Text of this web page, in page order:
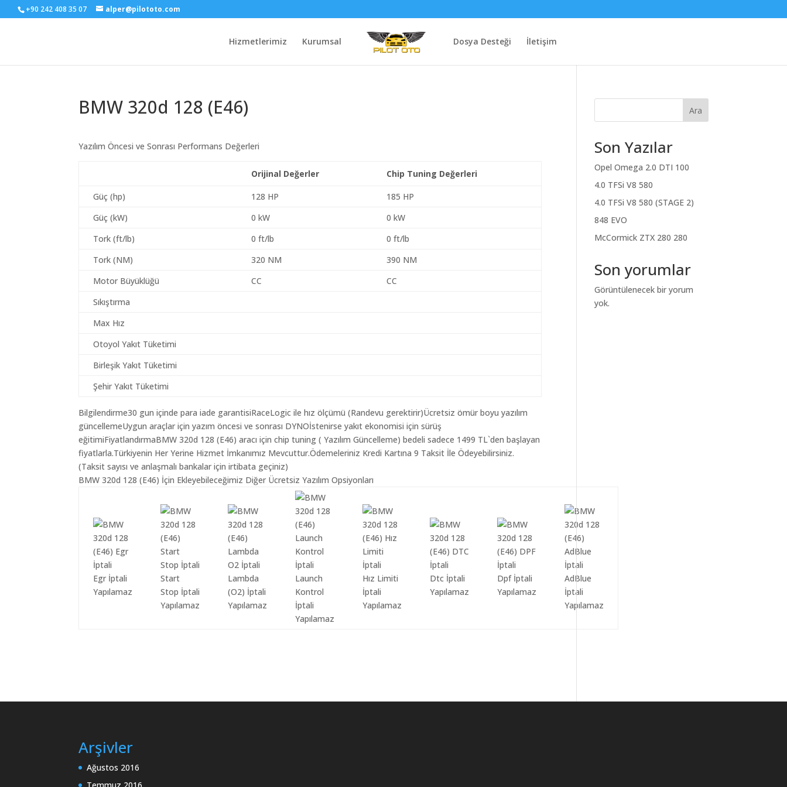
+90 242 408 35 07 alper@pilototo.com
Hizmetlerimiz Kurumsal Dosya Desteği İletişim
BMW 320d 128 (E46)
Yazılım Öncesi ve Sonrası Performans Değerleri
Orijinal Değerler Chip Tuning Değerleri
Güç (hp) 128 HP
185 HP
Güç (kW)
0 kW
0 kW
Tork (ft/lb)
0 ft/lb
0 ft/lb
Tork (NM)
320 NM
390 NM
Motor Büyüklüğü
CC
CC
Sıkıştırma
Max Hız
Otoyol Yakıt Tüketimi
Birleşik Yakıt Tüketimi
Şehir Yakıt Tüketimi
Bilgilendirme30 gun içinde para iade garantisiRaceLogic ile hız ölçümü (Randevu gerektirir)Ücretsiz ömür boyu yazılım
güncellemeUygun araçlar için yazım öncesi ve sonrası DYNOİstenirse yakıt ekonomisi için sürüş
eğitimiFiyatlandırmaBMW 320d 128 (E46) aracı için chip tuning ( Yazılım Güncelleme) bedeli sadece 1499 TL`den başlayan
fiyatlarla.Türkiyenin Her Yerine Hizmet İmkanımız Mevcuttur.Ödemeleriniz Kredi Kartına 9 Taksit İle Ödeyebilirsiniz.
(Taksit sayısı ve anlaşmalı bankalar için irtibata geçiniz)
BMW 320d 128 (E46) İçin Ekleyebileceğimiz Diğer Ücretsiz Yazılım Opsiyonları
Egr İptali
Yapılamaz
Start
Stop İptali
Yapılamaz
Lambda
(O2) İptali
Yapılamaz
Launch
Kontrol
İptali
Yapılamaz
Hız Limiti
İptali
Yapılamaz
Dtc İptali
Yapılamaz
Dpf İptali
Yapılamaz
AdBlue
İptali
Yapılamaz
Ara
Son Yazılar
Opel Omega 2.0 DTI 100
4.0 TFSi V8 580
4.0 TFSi V8 580 (STAGE 2)
848 EVO
McCormick ZTX 280 280
Son yorumlar
Görüntülenecek bir yorum
yok.
Arşivler
Ağustos 2016
Temmuz 2016